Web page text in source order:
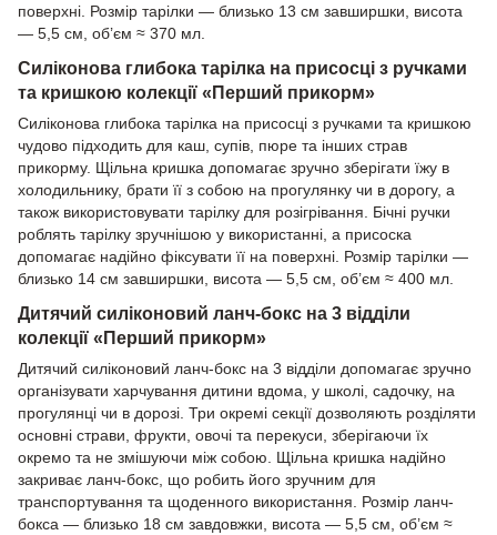
поверхні. Розмір тарілки — близько 13 см завширшки, висота
— 5,5 см, об’єм ≈ 370 мл.
Силіконова глибока тарілка на присосці з ручками
та кришкою колекції «Перший прикорм»
Силіконова глибока тарілка на присосці з ручками та кришкою
чудово підходить для каш, супів, пюре та інших страв
прикорму. Щільна кришка допомагає зручно зберігати їжу в
холодильнику, брати її з собою на прогулянку чи в дорогу, а
також використовувати тарілку для розігрівання. Бічні ручки
роблять тарілку зручнішою у використанні, а присоска
допомагає надійно фіксувати її на поверхні. Розмір тарілки —
близько 14 см завширшки, висота — 5,5 см, об’єм ≈ 400 мл.
Дитячий силіконовий ланч-бокс на 3 відділи
колекції «Перший прикорм»
Дитячий силіконовий ланч-бокс на 3 відділи допомагає зручно
організувати харчування дитини вдома, у школі, садочку, на
прогулянці чи в дорозі. Три окремі секції дозволяють розділяти
основні страви, фрукти, овочі та перекуси, зберігаючи їх
окремо та не змішуючи між собою. Щільна кришка надійно
закриває ланч-бокс, що робить його зручним для
транспортування та щоденного використання. Розмір ланч-
бокса — близько 18 см завдовжки, висота — 5,5 см, об’єм ≈